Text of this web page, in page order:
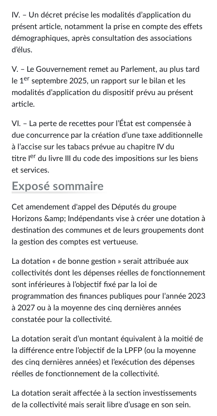
IV. – Un décret précise les modalités d’application du
présent article, notamment la prise en compte des effets
démographiques, après consultation des associations
d’élus.
V. – Le Gouvernement remet au Parlement, au plus tard
le 1 er septembre 2025, un rapport sur le bilan et les
modalités d’application du dispositif prévu au présent
article.
VI. – La perte de recettes pour l’État est compensée à
due concurrence par la création d’une taxe additionnelle
à l’accise sur les tabacs prévue au chapitre IV du
titre I er du livre III du code des impositions sur les biens
et services.
Exposé sommaire
Cet amendement d'appel des Députés du groupe
Horizons &amp; Indépendants vise à créer une dotation à
destination des communes et de leurs groupements dont
la gestion des comptes est vertueuse.
La dotation « de bonne gestion » serait attribuée aux
collectivités dont les dépenses réelles de fonctionnement
sont inférieures à l’objectif fixé par la loi de
programmation des finances publiques pour l’année 2023
à 2027 ou à la moyenne des cinq dernières années
constatée pour la collectivité.
La dotation serait d’un montant équivalent à la moitié de
la différence entre l’objectif de la LPFP (ou la moyenne
des cinq dernières années) et l’exécution des dépenses
réelles de fonctionnement de la collectivité.
La dotation serait affectée à la section investissements
de la collectivité mais serait libre d’usage en son sein.